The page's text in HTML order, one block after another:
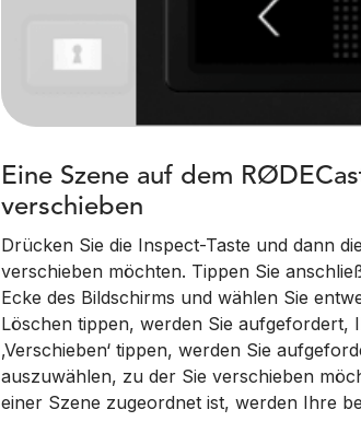
Eine Szene auf dem
verschieben
Drücken Sie die Inspect-Taste und dann
verschieben möchten. Tippen Sie
Ecke des Bildschirms und wählen Sie
Löschen tippen, werden Sie aufgefordert,
‚Verschieben‘ tippen, werden Sie
auszuwählen, zu der Sie verschieben
einer Szene zugeordnet ist, werden Ihre